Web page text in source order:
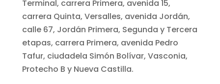
Terminal, carrera Primera, avenida 15,
carrera Quinta, Versalles, avenida Jordán,
calle 67, Jordán Primera, Segunda y Tercera
etapas, carrera Primera, avenida Pedro
Tafur, ciudadela Simón Bolívar, Vasconia,
Protecho B y Nueva Castilla.